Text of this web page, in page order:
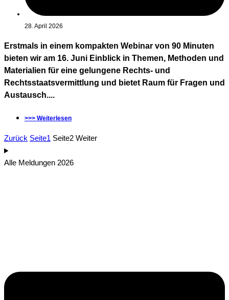
28. April 2026
Erstmals in einem kompakten Webinar von 90 Minuten
bieten wir am 16. Juni Einblick in Themen, Methoden und
Materialien für eine gelungene Rechts- und
Rechtsstaatsvermittlung und bietet Raum für Fragen und
Austausch....
>>> Weiterlesen
Zurück Seite1 Seite2 Weiter
Alle Meldungen 2026